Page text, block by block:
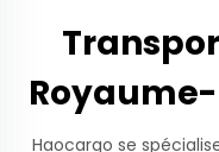
Haocargo se